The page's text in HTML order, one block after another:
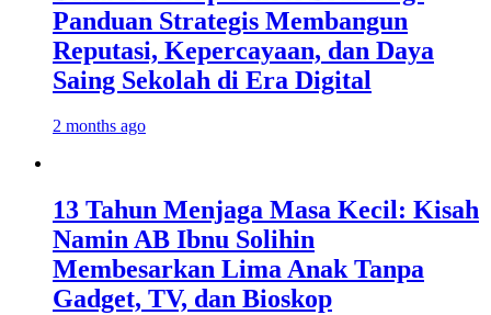
Panduan Strategis Membangun
Reputasi, Kepercayaan, dan Daya
Saing Sekolah di Era Digital
2 months ago
13 Tahun Menjaga Masa Kecil: Kisah
Namin AB Ibnu Solihin
Membesarkan Lima Anak Tanpa
Gadget, TV, dan Bioskop